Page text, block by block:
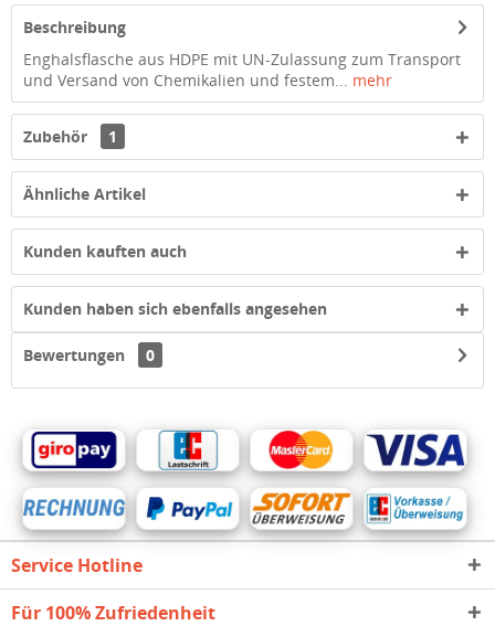
Beschreibung
Enghalsflasche aus HDPE mit UN-Zulassung zum Transport
und Versand von Chemikalien und festem... mehr
Zubehör 1
Ähnliche Artikel
Kunden kauften auch
Kunden haben sich ebenfalls angesehen
Bewertungen 0
Service Hotline
Für 100% Zufriedenheit